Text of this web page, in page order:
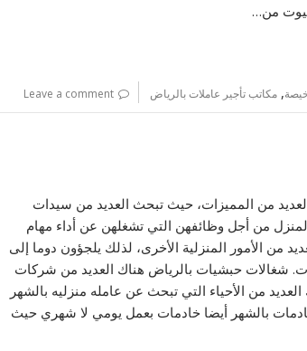
من…
, مكاتب تأجير عاملات بالرياض Leave a comment
من المميزات، حيث تبحث العديد من سيدات
من أجل وظائفهن التي تشغلهن عن أداء مهام
من الأمور المنزلية الأخرى، لذلك يلجؤون دوما إلى
شغالات حبشيات بالرياض هناك العديد من شركات
من الأحياء التي تبحث عن عامله منزليه بالشهر
بالشهر أيضا خادمات بعمل يومي لا شهري حيث